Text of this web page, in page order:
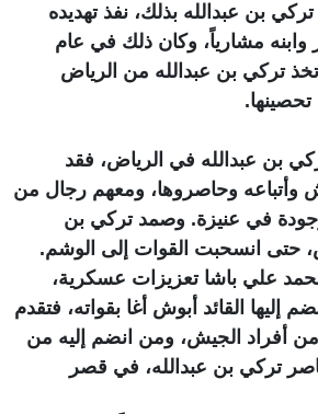
تركي بن عبدالله بذلك، نفذ تهديده
مشارياً، وكان ذلك في عام
/ 1821م. واتخذ تركي بن عبدالله من الرياض
بن عبدالله في الرياض، فقد
وأتباعه وحاصروها، ومعهم رجال من
في عنيزة. وصمد تركي بن
حتى انسحبت القوات إلى الوشم.
علي باشا تعزيزات عسكرية،
إليها القائد أبوش أغا بقواته، فتقدم
أفراد الجيش، ومن انضم إليه من
تركي بن عبدالله، في قصر